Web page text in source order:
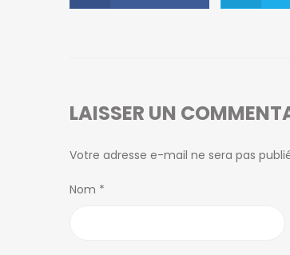
LAISSER UN
Votre adresse e-mail ne sera pas
Nom *